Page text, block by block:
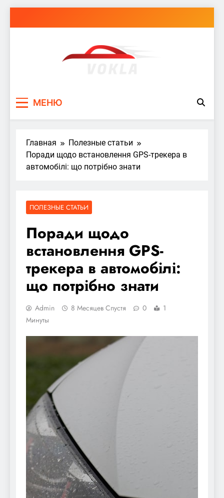
МЕНЮ
Главная
Полезные статьи
Поради щодо встановлення GPS-трекера в
автомобілі: що потрібно знати
ПОЛЕЗНЫЕ СТАТЬИ
Поради щодо
встановлення GPS-
трекера в автомобілі:
що потрібно знати
Admin 8 Месяцев Спустя 0
1
Минуты